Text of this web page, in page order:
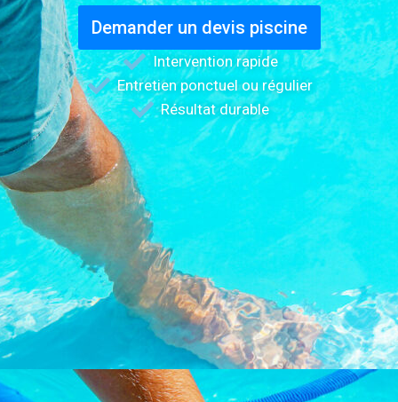
Demander un devis piscine
Intervention rapide
Entretien ponctuel ou régulier
Résultat durable